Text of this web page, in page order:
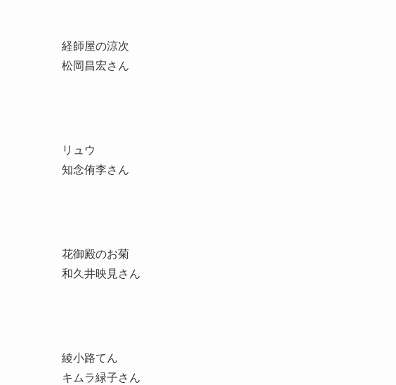
経師屋の涼次
松岡昌宏さん
リュウ
知念侑李さん
花御殿のお菊
和久井映見さん
綾小路てん
キムラ緑子さん